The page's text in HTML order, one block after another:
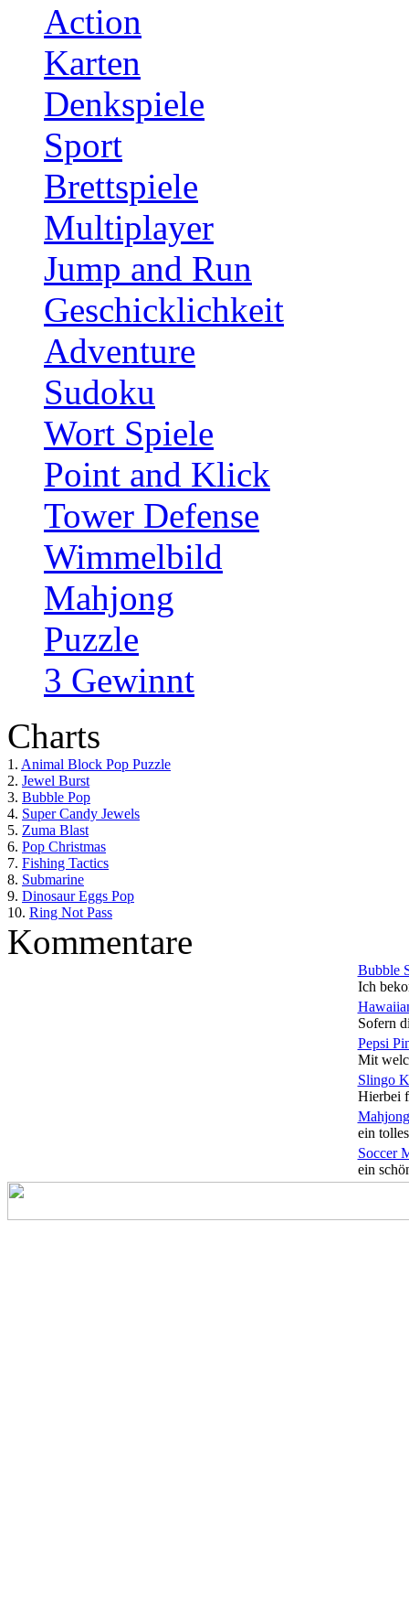
Action
Karten
Denkspiele
Sport
Brettspiele
Multiplayer
Jump and Run
Geschicklichkeit
Adventure
Sudoku
Wort Spiele
Point and Klick
Tower Defense
Wimmelbild
Mahjong
Puzzle
3 Gewinnt
Charts
1. Animal Block Pop Puzzle
2. Jewel Burst
3. Bubble Pop
4. Super Candy Jewels
5. Zuma Blast
6. Pop Christmas
7. Fishing Tactics
8. Submarine
9. Dinosaur Eggs Pop
10. Ring Not Pass
Kommentare
Bubble
Ich
Sofern
Pepsi
Mit
Slingo
Hierbei
ein
Soccer
ein